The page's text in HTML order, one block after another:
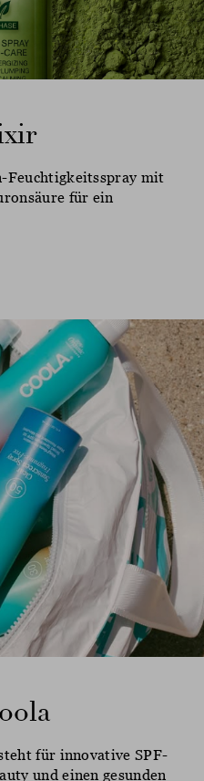
Feuchtigkeitsspray mit
für ein
für innovative SPF-
und einen gesunden